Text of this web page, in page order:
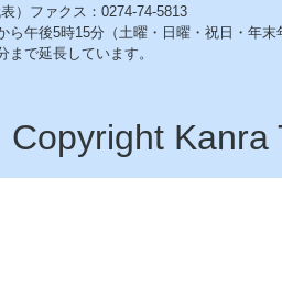
）ファクス：0274-74-5813
ら午後5時15分（土曜・日曜・祝日・年末
まで延長しています。
Copyright Kanra